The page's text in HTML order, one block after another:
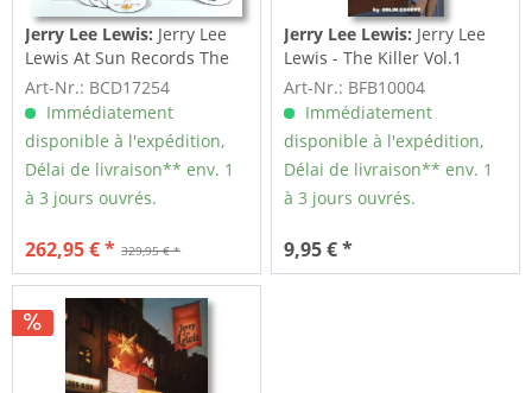
Jerry Lee Lewis: Jerry Lee
Lewis At Sun Records The
Collected...
Art-Nr.: BCD17254
Immédiatement
disponible à l'expédition,
Délai de livraison** env. 1
à 3 jours ouvrés.
329,95 € *
262,95 € *
Jerry Lee Lewis: Jerry Lee
Lewis - The Killer Vol.1
1963-68 by...
Art-Nr.: BFB10004
Immédiatement
disponible à l'expédition,
Délai de livraison** env. 1
à 3 jours ouvrés.
9,95 € *